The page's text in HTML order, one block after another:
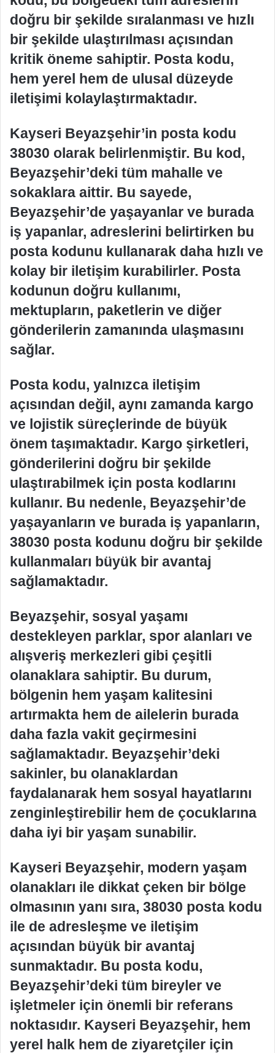
doğru bir şekilde sıralanması ve hızlı
bir şekilde ulaştırılması açısından
kritik öneme sahiptir. Posta kodu,
hem yerel hem de ulusal düzeyde
iletişimi kolaylaştırmaktadır.
Kayseri Beyazşehir’in posta kodu
38030 olarak belirlenmiştir. Bu kod,
Beyazşehir’deki tüm mahalle ve
sokaklara aittir. Bu sayede,
Beyazşehir’de yaşayanlar ve burada
iş yapanlar, adreslerini belirtirken bu
posta kodunu kullanarak daha hızlı ve
kolay bir iletişim kurabilirler. Posta
kodunun doğru kullanımı,
mektupların, paketlerin ve diğer
gönderilerin zamanında ulaşmasını
sağlar.
Posta kodu, yalnızca iletişim
açısından değil, aynı zamanda kargo
ve lojistik süreçlerinde de büyük
önem taşımaktadır. Kargo şirketleri,
gönderilerini doğru bir şekilde
ulaştırabilmek için posta kodlarını
kullanır. Bu nedenle, Beyazşehir’de
yaşayanların ve burada iş yapanların,
38030 posta kodunu doğru bir şekilde
kullanmaları büyük bir avantaj
sağlamaktadır.
Beyazşehir, sosyal yaşamı
destekleyen parklar, spor alanları ve
alışveriş merkezleri gibi çeşitli
olanaklara sahiptir. Bu durum,
bölgenin hem yaşam kalitesini
artırmakta hem de ailelerin burada
daha fazla vakit geçirmesini
sağlamaktadır. Beyazşehir’deki
sakinler, bu olanaklardan
faydalanarak hem sosyal hayatlarını
zenginleştirebilir hem de çocuklarına
daha iyi bir yaşam sunabilir.
Kayseri Beyazşehir, modern yaşam
olanakları ile dikkat çeken bir bölge
olmasının yanı sıra, 38030 posta kodu
ile de adresleşme ve iletişim
açısından büyük bir avantaj
sunmaktadır. Bu posta kodu,
Beyazşehir’deki tüm bireyler ve
işletmeler için önemli bir referans
noktasıdır. Kayseri Beyazşehir, hem
yerel halk hem de ziyaretçiler için